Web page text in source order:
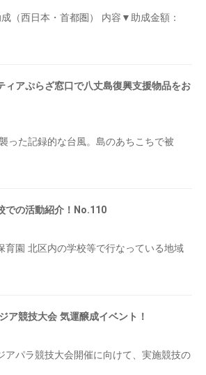
（西日本・首都圏） 内容▼助成金額：
ィアぷらざ窓口で八丈島復興支援物品をお
った記録的な台風。島のあちこちで被
での活動紹介！No.110
育園 北区内の学校等で行なっている地域
ア競技大会 気運醸成イベント！
アパラ競技大会開催に向けて、実施競技の